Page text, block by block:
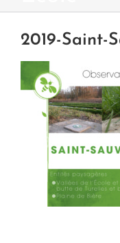
2019-Saint-